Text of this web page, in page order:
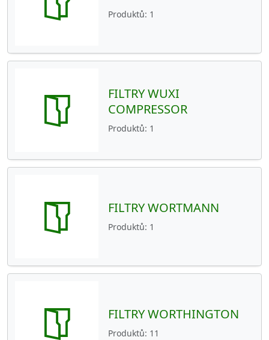
Produktů 1
FILTRY WUXI
COMPRESSOR
Produktů 1
FILTRY WORTMANN
Produktů 1
FILTRY WORTHINGTON
Produktů 11